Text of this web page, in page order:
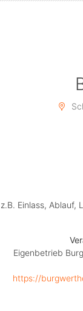
z.B. Einlass, Ablauf,
Eigenbetrieb
https://